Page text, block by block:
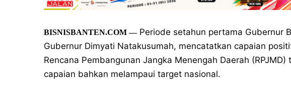
BISNISBANTEN.COM—Periode setahun pertama Gubernur
Gubernur Dimyati Natakusumah, mencatatkan capaian
Rencana Pembangunan Jangka Menengah Daerah
capaian bahkan melampaui target nasional.